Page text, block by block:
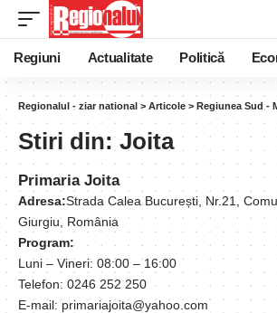
Regiuni Actualitate Politică
Regionalul - ziar national > Articole > Regiunea Sud -
Stiri din:Joita
Primaria Joita
Adresa:Strada Calea București, Nr.21,
Giurgiu, România
Program:
Luni – Vineri: 08:00 – 16:00
Telefon: 0246 252 250
E-mail: primariajoita@yahoo.com